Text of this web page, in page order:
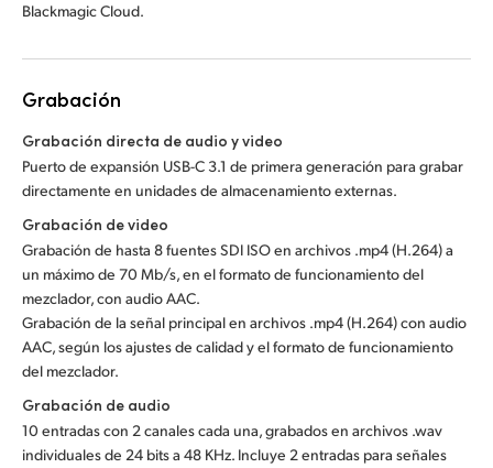
Blackmagic Cloud.
Grabación
Grabación directa de audio y video
Puerto de expansión USB-C 3.1 de primera generación para grabar
directamente en unidades de almacenamiento externas.
Grabación de video
Grabación de hasta 8 fuentes SDI ISO en archivos .mp4 (H.264) a
un máximo de 70 Mb/s, en el formato de funcionamiento del
mezclador, con audio AAC.
Grabación de la señal principal en archivos .mp4 (H.264) con audio
AAC, según los ajustes de calidad y el formato de funcionamiento
del mezclador.
Grabación de audio
10 entradas con 2 canales cada una, grabados en archivos .wav
individuales de 24 bits a 48 KHz. Incluye 2 entradas para señales